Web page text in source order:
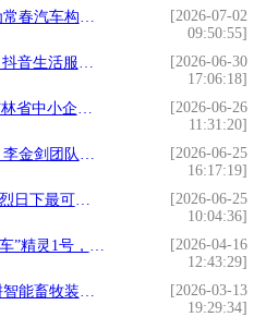
高安全的数智化网络
[2026-07-02
09:50:55]
超撬动东北淡季消费
[2026-06-30
17:06:18]
创业大赛开启报名
[2026-06-26
11:31:20]
多名重度昏迷患者
[2026-06-25
16:17:19]
公益行动正式启动
[2026-06-25
10:04:36]
礼遇，助你轻松与宠同行
[2026-04-16
12:43:29]
业链赋能现代养殖发展
[2026-03-13
19:29:34]